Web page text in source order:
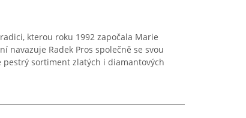
kterou roku 1992 započala Marie
navazuje Radek Pros společně se svou
sortiment zlatých i diamantových